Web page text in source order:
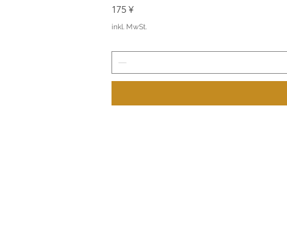
Preis
175 ¥
inkl. MwSt.